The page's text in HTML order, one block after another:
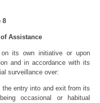
8
Assistance
its own initiative or upon
and in accordance with its
surveillance over:
entry into and exit from its
occasional or habitual